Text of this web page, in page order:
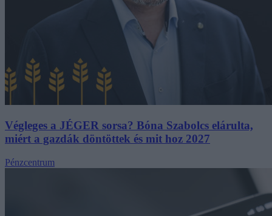
Végleges a JÉGER sorsa? Bóna Szabolcs elárulta,
miért a gazdák döntöttek és mit hoz 2027
Pénzcentrum